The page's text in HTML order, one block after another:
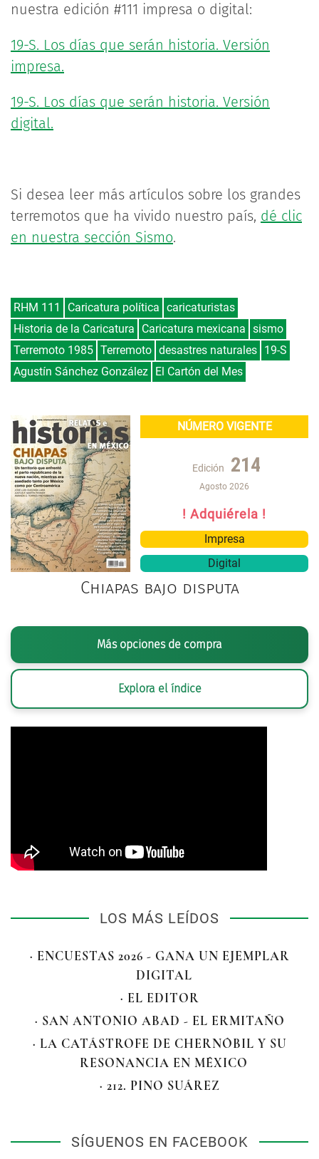
nuestra edición #111 impresa o digital:
19-S. Los días que serán historia. Versión
impresa.
19-S. Los días que serán historia. Versión
digital.
Si desea leer más artículos sobre los grandes
terremotos que ha vivido nuestro país, dé clic
en nuestra sección Sismo.
RHM 111 Caricatura política caricaturistas
Historia de la Caricatura
Caricatura mexicana sismo
Terremoto 1985 Terremoto desastres naturales 19-S
Agustín Sánchez González El Cartón del Mes
NÚMERO VIGENTE
Edición 214
Agosto 2026
! Adquiérela !
Impresa
Digital
Chiapas bajo disputa
Más opciones de compra
Explora el índice
LOS MÁS LEÍDOS
· ENCUESTAS 2026 - GANA UN EJEMPLAR
DIGITAL
· EL EDITOR
· SAN ANTONIO ABAD - EL ERMITAÑO
· LA CATÁSTROFE DE CHERNÓBIL Y SU
RESONANCIA EN MÉXICO
· 212. PINO SUÁREZ
SÍGUENOS EN FACEBOOK